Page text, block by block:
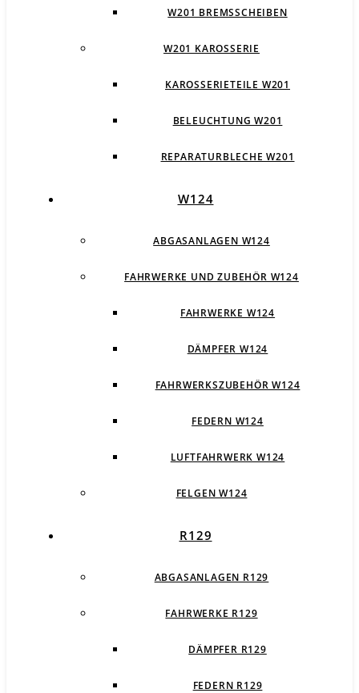
W201 BREMSSCHEIBEN
W201 KAROSSERIE
KAROSSERIETEILE W201
BELEUCHTUNG W201
REPARATURBLECHE W201
W124
ABGASANLAGEN W124
FAHRWERKE UND ZUBEHÖR W124
FAHRWERKE W124
DÄMPFER W124
FAHRWERKSZUBEHÖR W124
FEDERN W124
LUFTFAHRWERK W124
FELGEN W124
R129
ABGASANLAGEN R129
FAHRWERKE R129
DÄMPFER R129
FEDERN R129